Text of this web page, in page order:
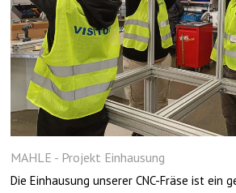
MAHLE - Projekt Einhausung
Die Einhausung unserer CNC-Fräse ist ein